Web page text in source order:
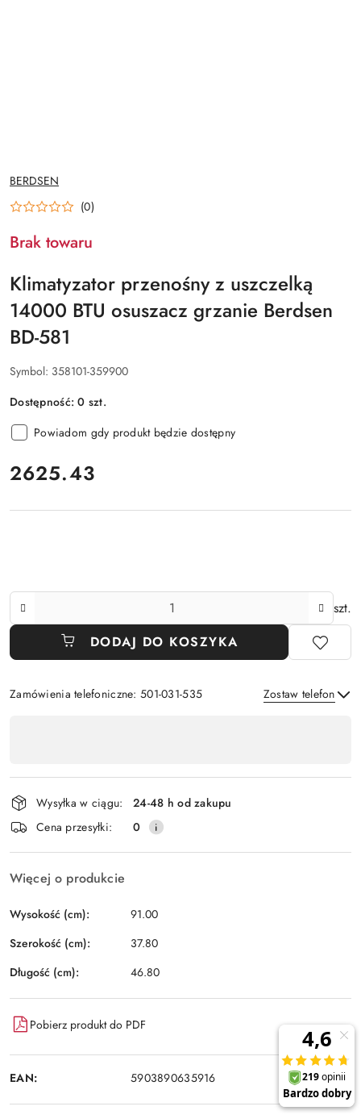
NAZWA
PRODUCENTA:
BERDSEN
(0)
Brak towaru
Klimatyzator przenośny z uszczelką
14000 BTU osuszacz grzanie Berdsen
BD-581
Symbol: 358101-359900
Dostępność:0 szt.
Powiadom gdy produkt będzie dostępny
cena:
2625.43
Ilość
szt.
DODAJ DO KOSZYKA
Zamówienia telefoniczne: 501-031-535 Zostaw telefon
płatność
i
dostawa
Wysyłka w ciągu:
24-48 h od zakupu
Cena przesyłki:
0
Więcej o produkcie
Wysokość (cm):
91.00
Szerokość (cm):
37.80
Długość (cm):
46.80
Pobierz produkt do PDF
EAN: 5903890635916